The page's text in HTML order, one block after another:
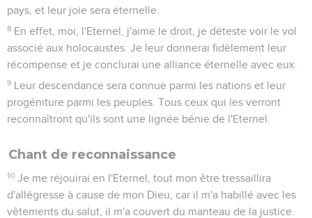
pays, et leur joie sera éternelle.
8 En effet, moi, l'Eternel, j'aime le droit, je déteste voir le vol
associé aux holocaustes. Je leur donnerai fidèlement leur
récompense et je conclurai une alliance éternelle avec eux.
9 Leur descendance sera connue parmi les nations et leur
progéniture parmi les peuples. Tous ceux qui les verront
reconnaîtront qu'ils sont une lignée bénie de l'Eternel.
Chant de reconnaissance
10 Je me réjouirai en l'Eternel, tout mon être tressaillira
d'allégresse à cause de mon Dieu, car il m'a habillé avec les
vêtements du salut, il m'a couvert du manteau de la justice.